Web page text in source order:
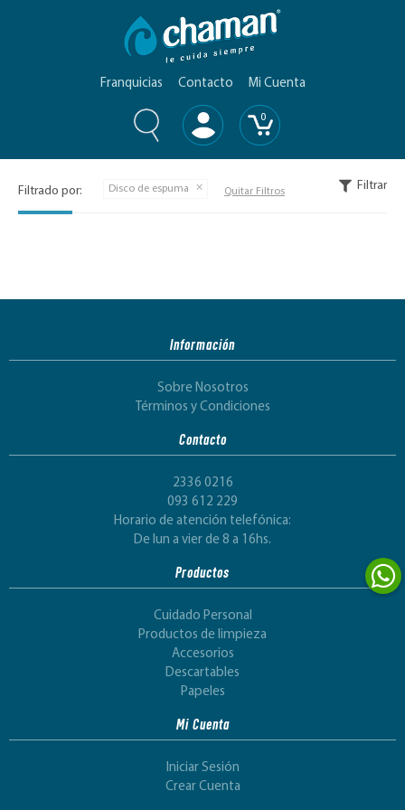
Franquicias Contacto Mi Cuenta
0
Filtrar
Filtrado por: Disco de espuma Quitar Filtros
Información
Sobre Nosotros
Términos y Condiciones
Contacto
2336 0216
093 612 229
Horario de atención telefónica:
De lun a vier de 8 a 16hs.
Productos
Cuidado Personal
Productos de limpieza
Accesorios
Descartables
Papeles
Mi Cuenta
Iniciar Sesión
Crear Cuenta